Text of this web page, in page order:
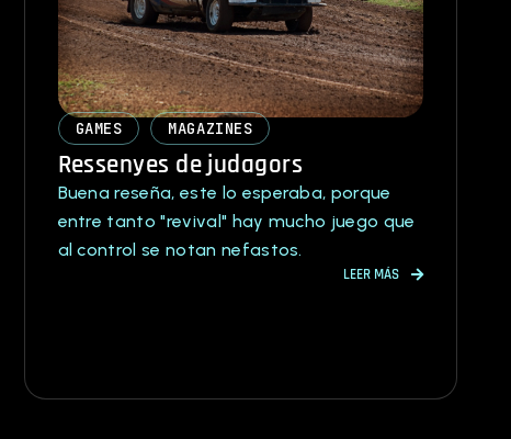
GAMES MAGAZINES
Ressenyes de judagors
Buena reseña, este lo esperaba, porque
entre tanto "revival" hay mucho juego que
al control se notan nefastos.
LEER MÁS